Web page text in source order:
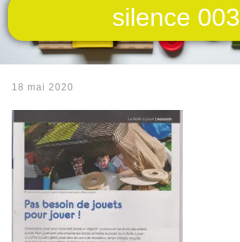
silence 003
18 mai 2020